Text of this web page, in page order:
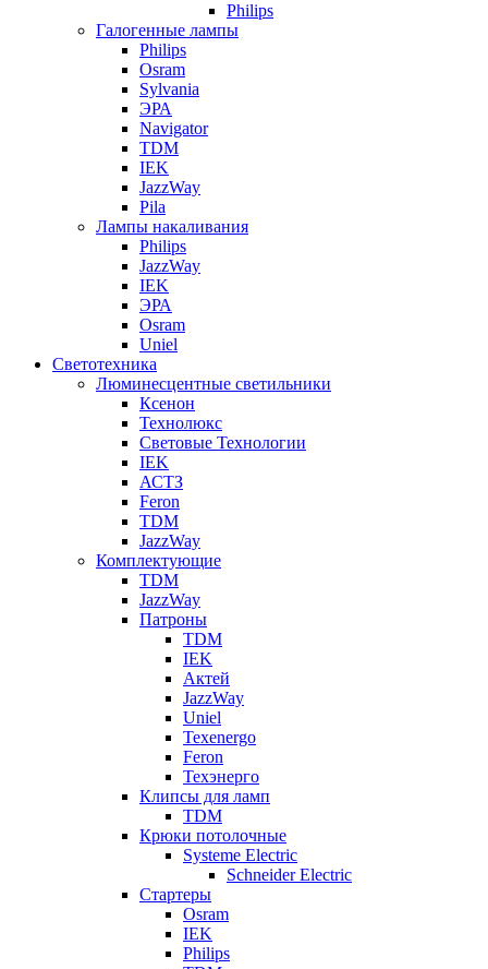
Philips
Галогенные лампы
Philips
Osram
Sylvania
ЭРА
Navigator
TDM
IEK
JazzWay
Pila
Лампы накаливания
Philips
JazzWay
IEK
ЭРА
Osram
Uniel
Светотехника
Люминесцентные светильники
Ксенон
Технолюкс
Световые Технологии
IEK
АСТЗ
Feron
TDM
JazzWay
Комплектующие
TDM
JazzWay
Патроны
TDM
IEK
Актей
JazzWay
Uniel
Texenergo
Feron
Техэнерго
Клипсы для ламп
TDM
Крюки потолочные
Systeme Electric
Schneider Electric
Стартеры
Osram
IEK
Philips